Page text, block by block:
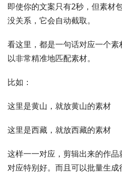
即使你的文案只有2秒，但素材
没关系，它会自动截取。
看这里，都是一句话对应一个
以非常精准地匹配素材。
比如：
这里是黄山，就放黄山的素材
这里是西藏，就放西藏的素材
这样一一对应，剪辑出来的作
对应特别好。而且可以批量生